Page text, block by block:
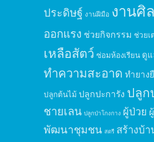
ประดิษฐ์ งานฝีมือ งานศิ
ออกแรง ช่วยกิจกรรม ช่วยเ
เหลือสัตว์ ซ่อมห้องเรียน ดูแ
ทำความสะอาด ทำยาง
ปลูกต้นไม้ ปลูกปะการัง ปลูก
ชายเลน ปลูกป่าโกงกาง ผู้ป่วย
พัฒนาชุมชน สตรี สร้างบ้